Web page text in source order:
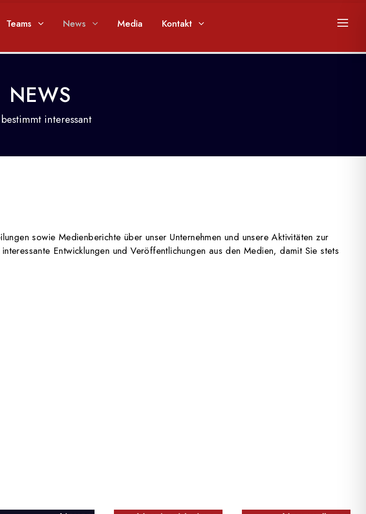
Teams News Media Kontakt
NEWS
bestimmt interessant
sowie Medienberichte über unser Unternehmen und unsere Aktivitäten zur
Entwicklungen und Veröffentlichungen aus den Medien, damit Sie stets